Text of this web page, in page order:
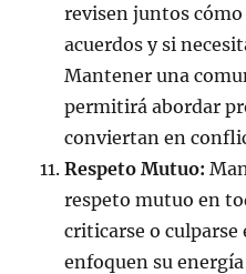
revisen juntos
acuerdos y si
Mantener una
permitirá abordar
conviertan en
Respeto Mutuo:
respeto mutuo en
criticarse o
enfoquen su